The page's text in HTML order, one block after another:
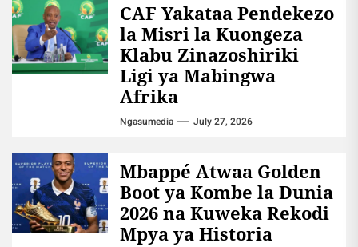
CAF Yakataa Pendekezo
la Misri la Kuongeza
Klabu Zinazoshiriki
Ligi ya Mabingwa
Afrika
Ngasumedia July 27, 2026
Mbappé Atwaa Golden
Boot ya Kombe la Dunia
2026 na Kuweka Rekodi
Mpya ya Historia